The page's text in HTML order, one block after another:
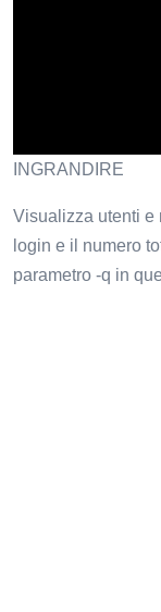
INGRANDIRE
Visualizza utenti e
login e il numero
parametro -q in